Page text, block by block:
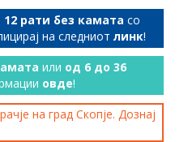
12 рати без камата со
на следниот линк!
или од 6 до 36
овде!
на град Скопје. Дознај